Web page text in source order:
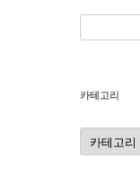
카테고리
카
테
고